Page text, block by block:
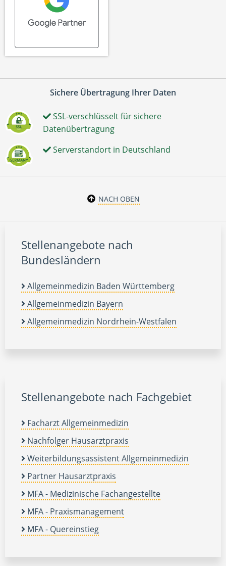
Sichere Übertragung Ihrer Daten
SSL-verschlüsselt für sichere
Datenübertragung
Serverstandort in Deutschland
NACH OBEN
Stellenangebote nach
Bundesländern
Allgemeinmedizin Baden Württemberg
Allgemeinmedizin Bayern
Allgemeinmedizin Nordrhein-Westfalen
Stellenangebote nach Fachgebiet
Facharzt Allgemeinmedizin
Nachfolger Hausarztpraxis
Weiterbildungsassistent Allgemeinmedizin
Partner Hausarztpraxis
MFA - Medizinische Fachangestellte
MFA - Praxismanagement
MFA - Quereinstieg